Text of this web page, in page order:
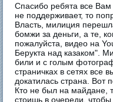
Спасибо ребята все Вам
не поддерживает, то
Власть, милиция
бомжи за деньги, а те,
пожалуйста, видео на
Берукта над казаком".
били и с голым
страничках в сетях все
докатилась страна. Вот
Кто не был на майдане,
стоишь в очереди,